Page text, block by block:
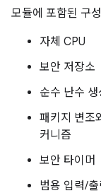
모듈에 포함된 구
자체 CPU
보안 저장소
순수 난수 생
패키지 변조
커니즘
보안 타이머
범용 입력/